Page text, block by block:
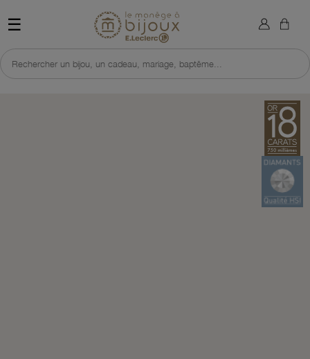
☰ Retour à l'accueil du site
Rechercher un bijou, un cadeau, mariage, baptême...
×